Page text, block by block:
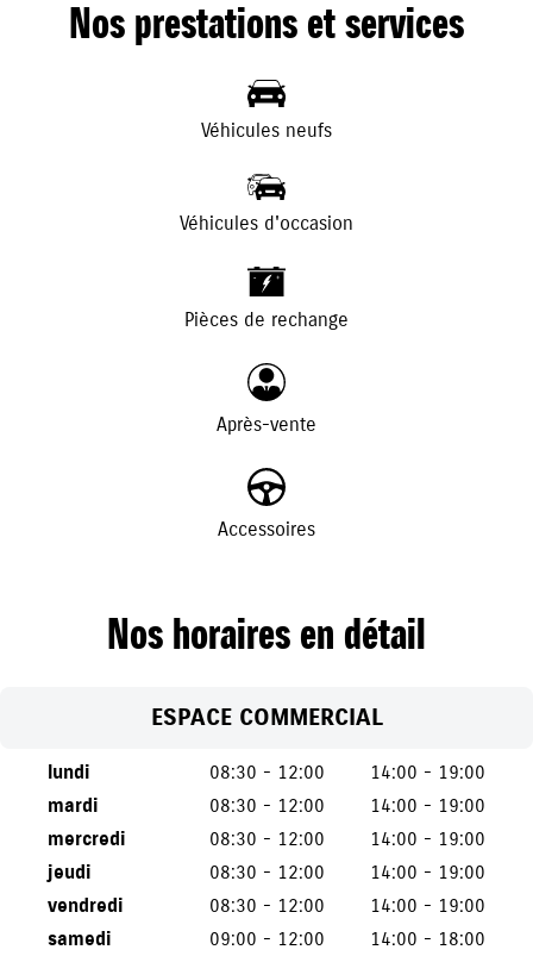
Nos prestations et services
Véhicules neufs
Véhicules d'occasion
- +
Pièces de rechange
Après-vente
Accessoires
Nos horaires en détail
ESPACE COMMERCIAL
lundi 08:30 - 12:00
14:00 - 19:00
mardi
08:30 - 12:00
14:00 - 19:00
mercredi
08:30 - 12:00
14:00 - 19:00
jeudi
08:30 - 12:00
14:00 - 19:00
vendredi
08:30 - 12:00
14:00 - 19:00
samedi
09:00 - 12:00 14:00 - 18:00